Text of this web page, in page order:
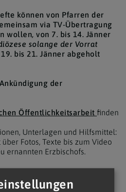
können von Pfarren der
via TV-Übertragung
wollen, von 7. bis 14. Jänner
solange der Vorrat
bis 21. Jänner abgeholt
der
Öffentlichkeitsarbeit finden
Unterlagen und Hilfsmittel:
Fotos, Texte bis zum Video
ernannten Erzbischofs.